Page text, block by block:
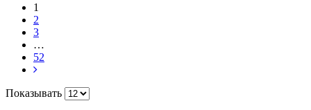
1
2
3
…
52
Показывать